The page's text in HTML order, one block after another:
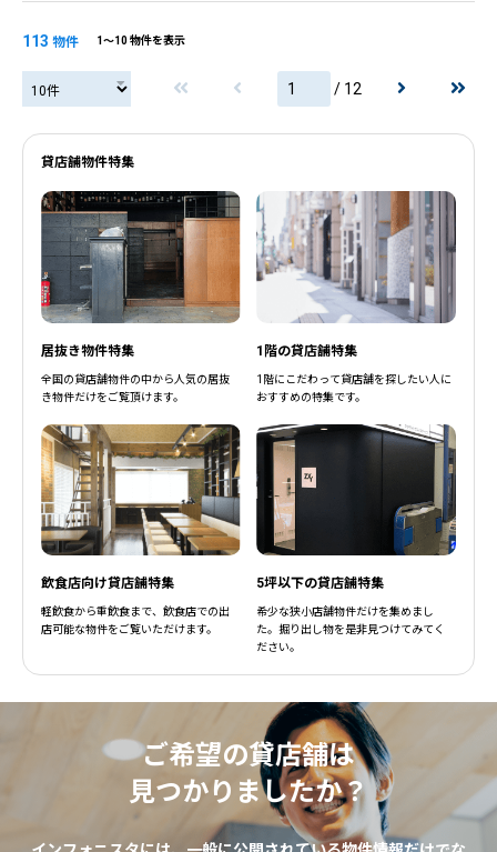
113 物件 1〜10 物件を表示
/ 12
貸店舗物件特集
居抜き物件特集
全国の貸店舗物件の中から人気の居抜
き物件だけをご覧頂けます。
1階の貸店舗特集
1階にこだわって貸店舗を探したい人に
おすすめの特集です。
飲食店向け貸店舗特集
軽飲食から重飲食まで、飲食店での出
店可能な物件をご覧いただけます。
5坪以下の貸店舗特集
希少な狭小店舗物件だけを集めまし
た。掘り出し物を是非見つけてみてく
ださい。
ご希望の貸店舗は
見つかりましたか？
閉じる
閉じる